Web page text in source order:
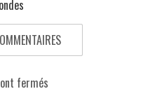
fermés